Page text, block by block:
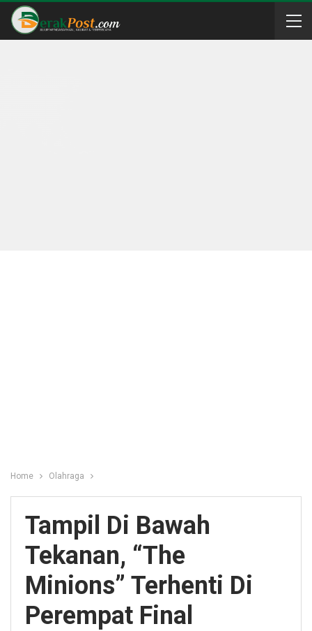
Home Olahraga
Tampil Di Bawah
Tekanan, “The
Minions” Terhenti Di
Perempat Final